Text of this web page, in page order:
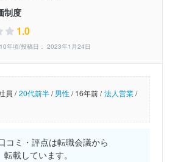
制度
1.0
年頃/投稿日： 2023年1月24日
員 / 20代前半/男性/16年前 / 法人営業/
コミ・評点は転職会議から
転載しています。